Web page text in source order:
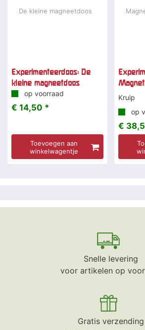
Experimenteerdoos: De
kleine magneetdoos
op voorraad
€ 14,50 *
Toevoegen aan
winkelwagentje
Kruip
op
€
Snelle levering
voor artikelen op
Gratis verzending